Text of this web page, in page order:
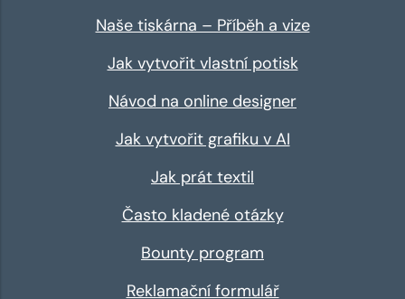
Naše tiskárna – Příběh a vize
Jak vytvořit vlastní potisk
Návod na online designer
Jak vytvořit grafiku v AI
Jak prát textil
Často kladené otázky
Bounty program
Reklamační formulář